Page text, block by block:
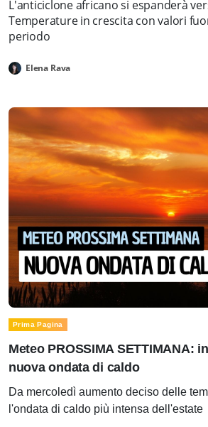
L'anticiclone africano si espanderà
Temperature in crescita con valori
periodo
Elena Rava
Prima Pagina
Meteo PROSSIMA SETTIMANA:
nuova ondata di caldo
Da mercoledì aumento deciso delle
l'ondata di caldo più intensa dell'estate